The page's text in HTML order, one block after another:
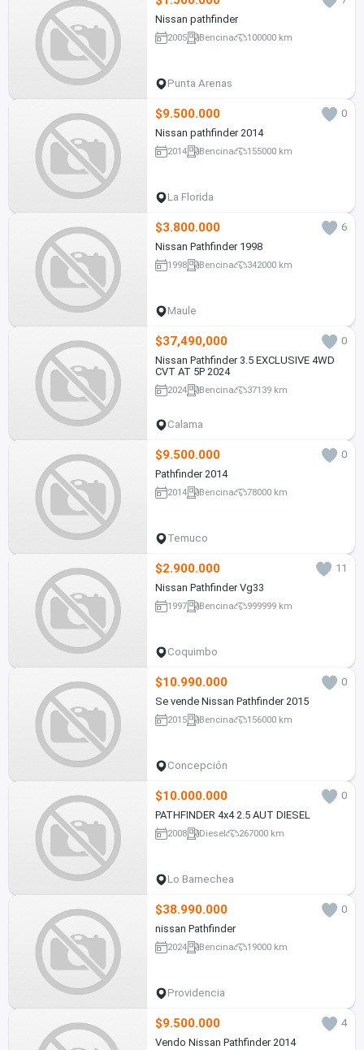
Nissan pathfinder
2005 Bencina 100000 km
Punta Arenas
$9.500.000
0
Nissan pathfinder 2014
2014 Bencina 155000 km
La Florida
$3.800.000
6
Nissan Pathfinder 1998
1998 Bencina 342000 km
Maule
$37,490,000
0
Nissan Pathfinder 3.5 EXCLUSIVE 4WD
CVT AT 5P 2024
2024 Bencina 37139 km
Calama
$9.500.000
0
Pathfinder 2014
2014 Bencina 78000 km
Temuco
$2.900.000
11
Nissan Pathfinder Vg33
1997 Bencina 999999 km
Coquimbo
$10.990.000
0
Se vende Nissan Pathfinder 2015
2015 Bencina 156000 km
Concepción
$10.000.000
0
PATHFINDER 4x4 2.5 AUT DIESEL
2008 Diesel 267000 km
Lo Barnechea
$38.990.000
0
nissan Pathfinder
2024 Bencina 19000 km
Providencia
$9.500.000
4
Vendo Nissan Pathfinder 2014